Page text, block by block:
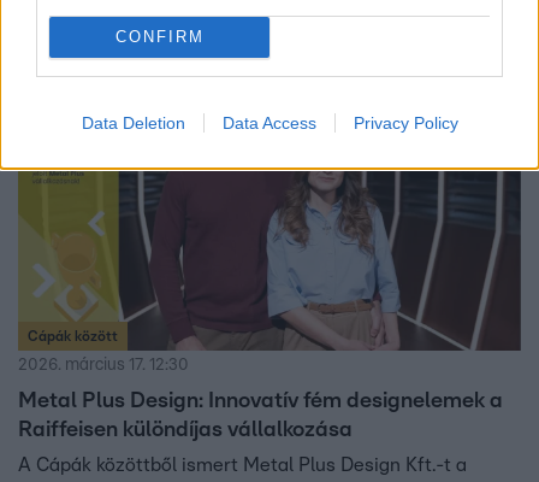
CONFIRM
Data Deletion Data Access Privacy Policy
Cápák között
2026. március 17. 12:30
Metal Plus Design: Innovatív fém designelemek a
Raiffeisen különdíjas vállalkozása
A Cápák közöttből ismert Metal Plus Design Kft.-t a